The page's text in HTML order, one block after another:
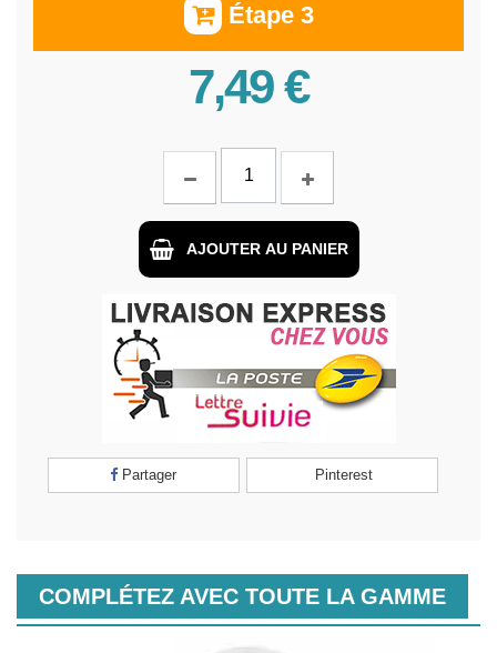
Étape 3
7,49 €
AJOUTER AU PANIER
Partager Pinterest
COMPLÉTEZ AVEC TOUTE LA GAMME